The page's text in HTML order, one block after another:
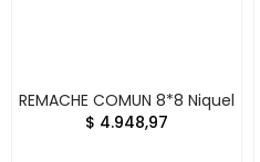
REMACHE COMUN 8*8 Niquel
$ 4.948,97